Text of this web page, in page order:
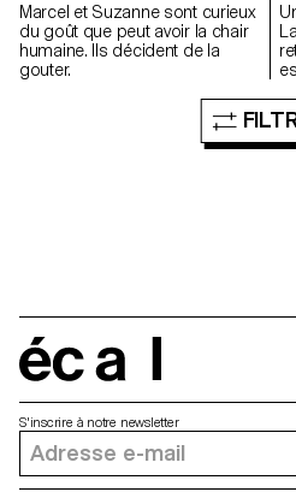
Marcel et Suzanne sont curieux
du goût que peut avoir la chair
humaine. Ils décident de la
gouter.
S'inscrire à notre newsletter